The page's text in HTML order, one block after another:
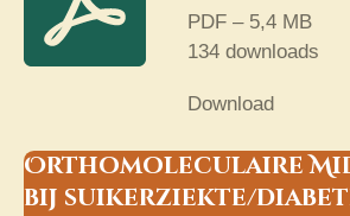
PDF – 5,4 MB
134 downloads
Download
Orthomoleculaire
bij suikerziekte/